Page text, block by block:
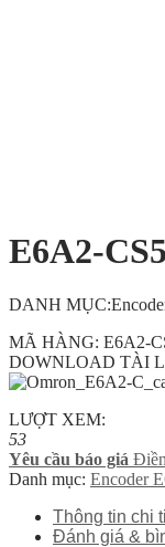
E6A2-
DANH
MÃ HÀNG: E6A2-
DOWNLOAD TÀI
LƯỢT XEM:
53
Yêu cầu báo giá
Danh mục: Encoder
Thông tin chi
Đánh giá &